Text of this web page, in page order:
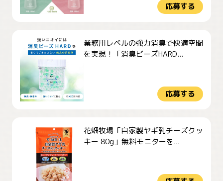
応募する
業務用レベルの強力消臭で快適空間
を実現！「消臭ビーズHARD...
応募する
花畑牧場「自家製ヤギ乳チーズクッ
キー 80g」無料モニターを...